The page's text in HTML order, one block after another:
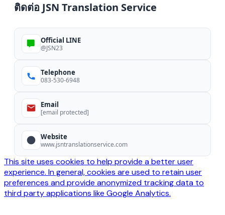
ติดต่อ JSN Translation Service
Official LINE
@JSN23
Telephone
083-530-6948
Email
[email protected]
Website
www.jsntranslationservice.com
This site uses cookies to help provide a better user
experience. In general, cookies are used to retain user
preferences and provide anonymized tracking data to
third party applications like Google Analytics.